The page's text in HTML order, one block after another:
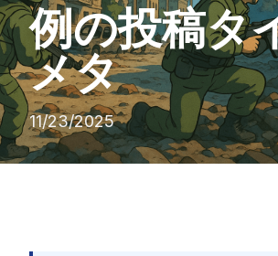
例の投稿タ
メタ
11/23/2025